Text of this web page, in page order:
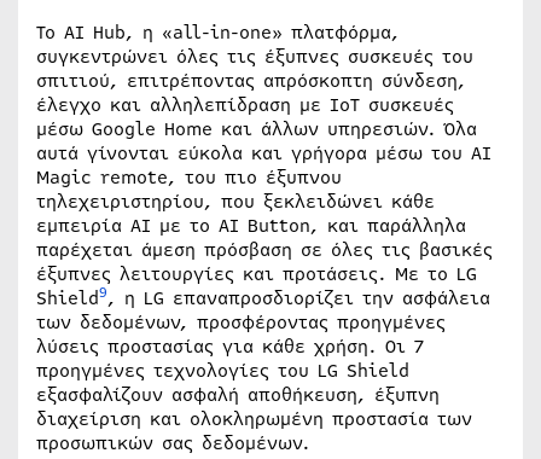
Το AI Hub, η «all-in-one» πλατφόρμα,
συγκεντρώνει όλες τις έξυπνες συσκευές του
σπιτιού, επιτρέποντας απρόσκοπτη σύνδεση,
έλεγχο και αλληλεπίδραση με IoT συσκευές
μέσω Google Home και άλλων υπηρεσιών. Όλα
αυτά γίνονται εύκολα και γρήγορα μέσω του AI
Magic remote, του πιο έξυπνου
τηλεχειριστηρίου, που ξεκλειδώνει κάθε
εμπειρία AI με το AI Button, και παράλληλα
παρέχεται άμεση πρόσβαση σε όλες τις βασικές
έξυπνες λειτουργίες και προτάσεις. Με το LG
Shield9, η LG επαναπροσδιορίζει την ασφάλεια
των δεδομένων, προσφέροντας προηγμένες
λύσεις προστασίας για κάθε χρήση. Οι 7
προηγμένες τεχνολογίες του LG Shield
εξασφαλίζουν ασφαλή αποθήκευση, έξυπνη
διαχείριση και ολοκληρωμένη προστασία των
προσωπικών σας δεδομένων.